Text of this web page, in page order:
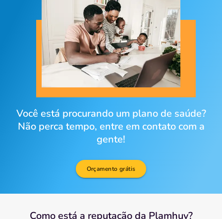
Você está procurando um plano de saúde?
Não perca tempo, entre em contato com a
gente!
Orçamento grátis
Como está a reputação da Plamhuv?